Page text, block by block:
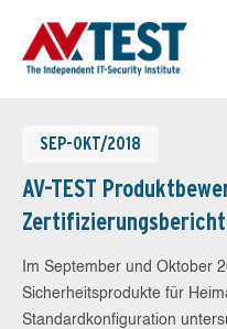
SEP-OKT/2018
AV-TEST
Zertifizierungsbericht
Im September und Oktober
Sicherheitsprodukte für
Standardkonfiguration